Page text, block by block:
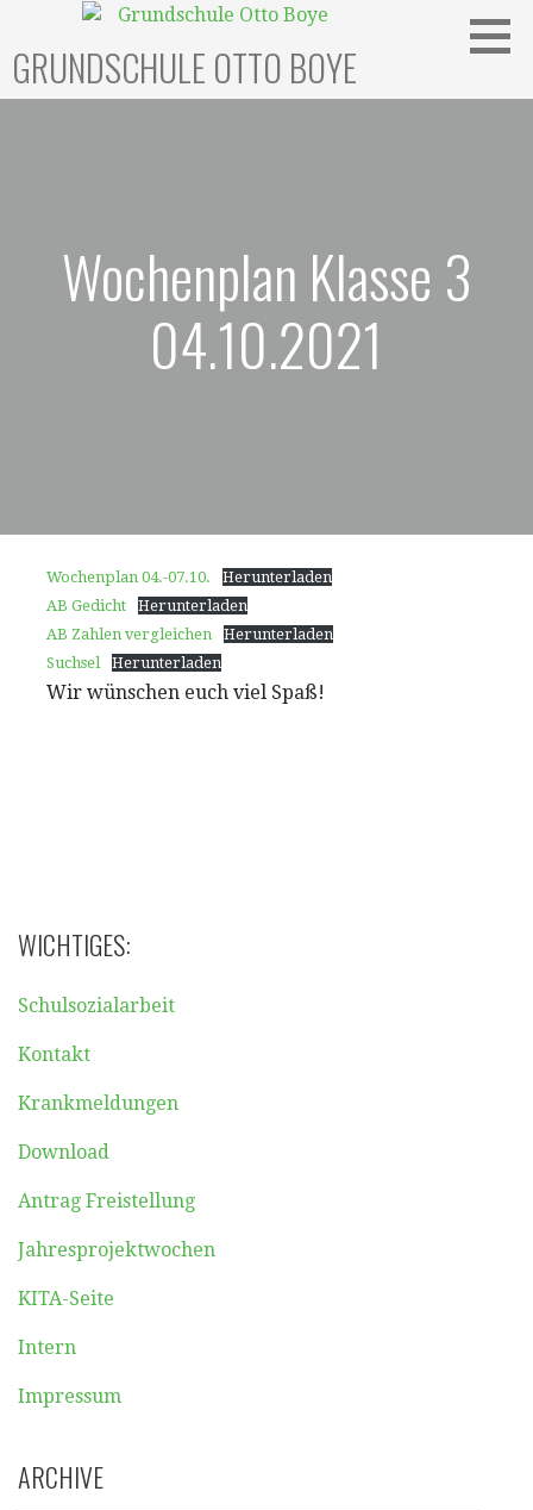
springen
GRUNDSCHULE OTTO BOYE
Wochenplan Klasse 3
04.10.2021
Wochenplan 04.-07.10.
Herunterladen
AB Gedicht
Herunterladen
AB Zahlen vergleichen
Herunterladen
Suchsel
Herunterladen
Wir wünschen euch viel Spaß!
WICHTIGES:
Schulsozialarbeit
Kontakt
Krankmeldungen
Download
Antrag Freistellung
Jahresprojektwochen
KITA-Seite
Intern
Impressum
ARCHIVE